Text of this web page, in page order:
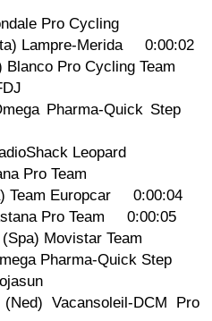
Pro Cycling
Lampre-Merida 0:00:02
Pro Cycling Team
Pharma-Quick Step
Leopard
Pro Team
Team Europcar 0:00:04
Pro Team 0:00:05
Movistar Team
Pharma-Quick Step
Vacansoleil-DCM Pro